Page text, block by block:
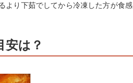
より下茹でしてから冷凍した方が食感
安は？